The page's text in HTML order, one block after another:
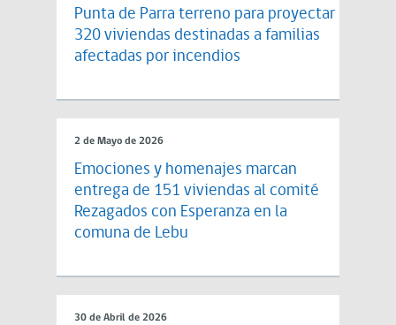
Punta de Parra terreno para proyectar
320 viviendas destinadas a familias
afectadas por incendios
2 de Mayo de 2026
Emociones y homenajes marcan
entrega de 151 viviendas al comité
Rezagados con Esperanza en la
comuna de Lebu
30 de Abril de 2026